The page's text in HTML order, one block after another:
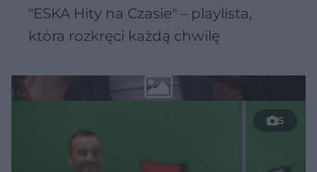
"ESKA Hity na Czasie" – playlista,
która rozkręci każdą chwilę
5